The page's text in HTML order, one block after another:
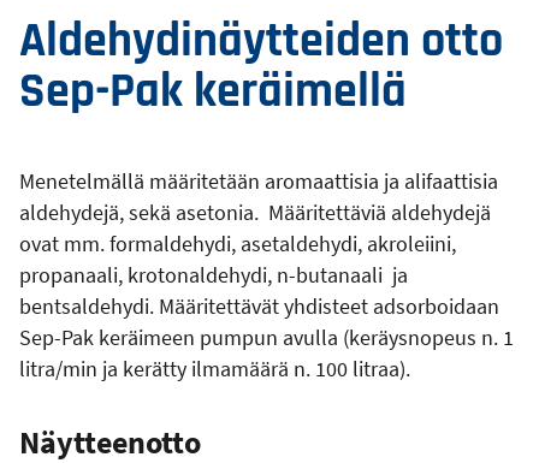
Aldehydinäytteiden otto
Sep-Pak keräimellä
Menetelmällä määritetään aromaattisia ja alifaattisia
aldehydejä, sekä asetonia. Määritettäviä aldehydejä
ovat mm. formaldehydi, asetaldehydi, akroleiini,
propanaali, krotonaldehydi, n-butanaali ja
bentsaldehydi. Määritettävät yhdisteet adsorboidaan
Sep-Pak keräimeen pumpun avulla (keräysnopeus n. 1
litra/min ja kerätty ilmamäärä n. 100 litraa).
Näytteenotto